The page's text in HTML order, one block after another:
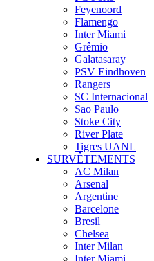
Feyenoord
Flamengo
Inter Miami
Grêmio
Galatasaray
PSV Eindhoven
Rangers
SC Internacional
Sao Paulo
Stoke City
River Plate
Tigres UANL
SURVÊTEMENTS
AC Milan
Arsenal
Argentine
Barcelone
Bresil
Chelsea
Inter Milan
Inter Miami